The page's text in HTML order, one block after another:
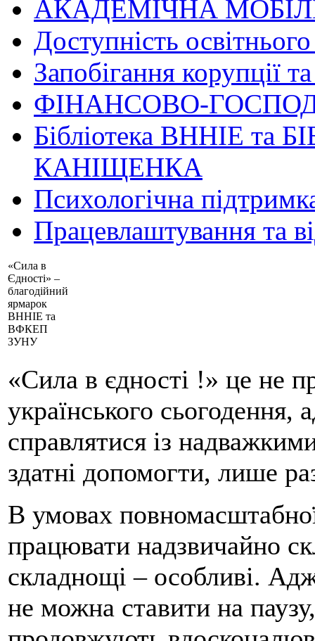
АКАДЕМІЧНА
Доступність
Запобігання корупції
ФІНАНСОВО-
Бібліотека ВННІЕ та
КАНІЩЕНКА
Психологічна
Працевлаштування та
«Сила в
Єдності» –
благодійний
ярмарок
ВННІЕ та
ВФКЕП
ЗУНУ
«Сила в єдності !» це не
українського
справлятися із
здатні допомогти, лише
В умовах
працювати надзвичайно
складнощі – особливі.
не можна ставити на